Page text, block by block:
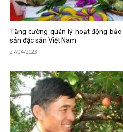
Tăng cường quản lý hoạt động
sản đặc sản Việt Nam
27/04/2023